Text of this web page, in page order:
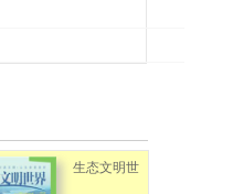
生态文明世